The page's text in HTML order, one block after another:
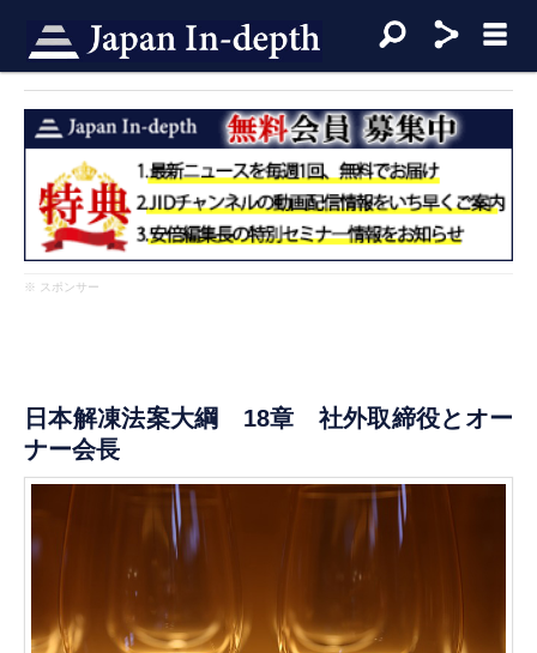
※ スポンサー
日本解凍法案大綱 18章 社外取締役とオー
ナー会長